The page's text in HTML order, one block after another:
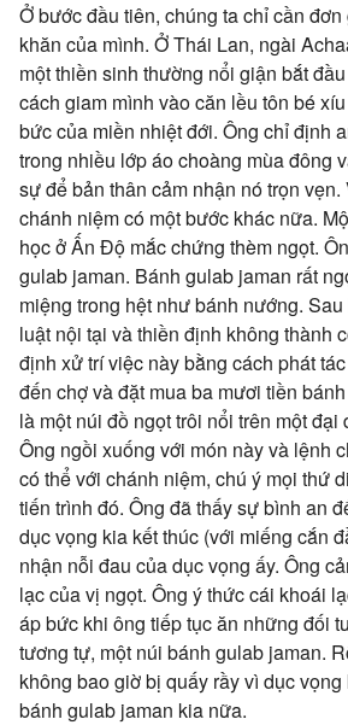
Ở bước đầu tiên, chúng ta chỉ cần
khăn của mình. Ở Thái Lan, ngài
một thiền sinh thường nổi giận bắt
cách giam mình vào căn lều tôn bé
bức của miền nhiệt đới. Ông chỉ định
trong nhiều lớp áo choàng mùa đông
sự để bản thân cảm nhận nó trọn
chánh niệm có một bước khác nữa.
học ở Ấn Độ mắc chứng thèm ngọt.
gulab jaman. Bánh gulab jaman rất
miệng trong hệt như bánh nướng.
luật nội tại và thiền định không thành
định xử trí việc này bằng cách phát
đến chợ và đặt mua ba mươi tiền
là một núi đồ ngọt trôi nổi trên một
Ông ngồi xuống với món này và lệnh
có thể với chánh niệm, chú ý mọi thứ
tiến trình đó. Ông đã thấy sự bình an
dục vọng kia kết thúc (với miếng cắn
nhận nỗi đau của dục vọng ấy. Ông
lạc của vị ngọt. Ông ý thức cái khoái
áp bức khi ông tiếp tục ăn những đối
tương tự, một núi bánh gulab jaman.
không bao giờ bị quấy rầy vì dục
bánh gulab jaman kia nữa.